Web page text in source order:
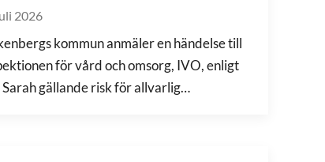
2026
kommun anmäler en händelse till
för vård och omsorg, IVO, enligt
Sarah gällande risk för allvarlig…